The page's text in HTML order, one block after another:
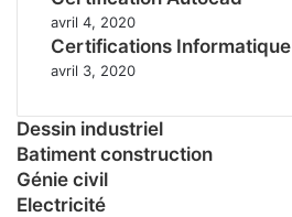
avril 4, 2020
Certifications Informatique
avril 3, 2020
Dessin industriel
Batiment construction
Génie civil
Electricité